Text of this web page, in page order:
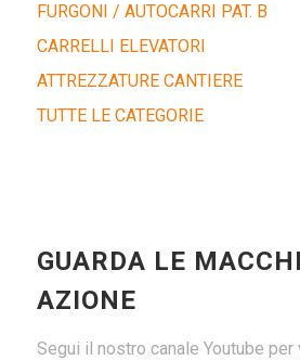
FURGONI / AUTOCARRI PAT. B
CARRELLI ELEVATORI
ATTREZZATURE CANTIERE
TUTTE LE CATEGORIE
GUARDA LE
AZIONE
Segui il nostro canale Youtube